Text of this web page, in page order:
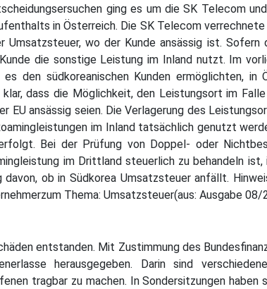
ging es um die SK Telecom
in Österreich. Die SK Telecom verrechnete
Umsatzsteuer, wo der Kunde ansässig ist. Sofern
die sonstige Leistung im Inland nutzt. Im
den südkoreanischen Kunden ermöglichten, in
dass die Möglichkeit, den Leistungsort im
EU ansässig seien. Die Verlagerung des
im Inland tatsächlich genutzt
Bei der Prüfung von Doppel- oder
im Drittland steuerlich zu behandeln ist,
ob in Südkorea Umsatzsteuer anfällt.
Thema: Umsatzsteuer(aus: Ausgabe 08/
entstanden. Mit Zustimmung des
herausgegeben. Darin sind
tragbar zu machen. In Sondersitzungen haben